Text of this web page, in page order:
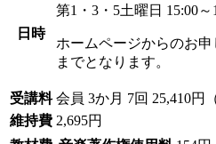
日時
第1・3・5土曜日 15:00～
ホームページからのお
までとなります。
受講料 会員 3か月 7回 25,410円
維持費 2,695円